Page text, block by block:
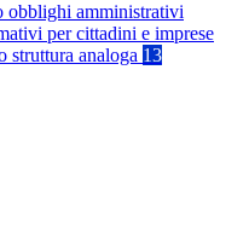
obblighi amministrativi
per cittadini e imprese
struttura analoga 13